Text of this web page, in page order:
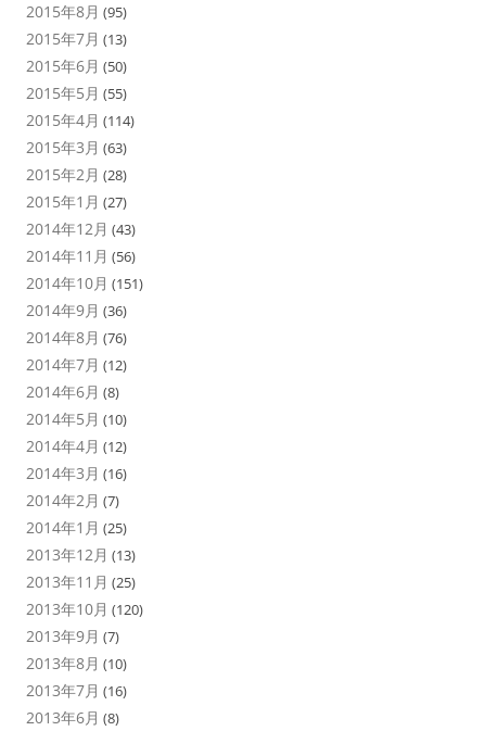
2015年8月 (95)
2015年7月 (13)
2015年6月 (50)
2015年5月 (55)
2015年4月 (114)
2015年3月 (63)
2015年2月 (28)
2015年1月 (27)
2014年12月 (43)
2014年11月 (56)
2014年10月 (151)
2014年9月 (36)
2014年8月 (76)
2014年7月 (12)
2014年6月 (8)
2014年5月 (10)
2014年4月 (12)
2014年3月 (16)
2014年2月 (7)
2014年1月 (25)
2013年12月 (13)
2013年11月 (25)
2013年10月 (120)
2013年9月 (7)
2013年8月 (10)
2013年7月 (16)
2013年6月 (8)